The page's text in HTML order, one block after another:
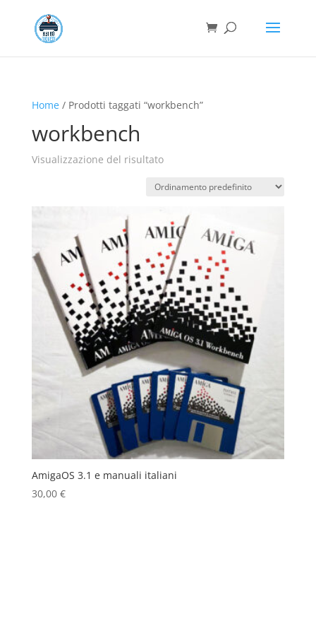
Home/ Prodotti taggati “workbench”
workbench
Visualizzazione del risultato
AmigaOS 3.1 e manuali italiani
30,00 €